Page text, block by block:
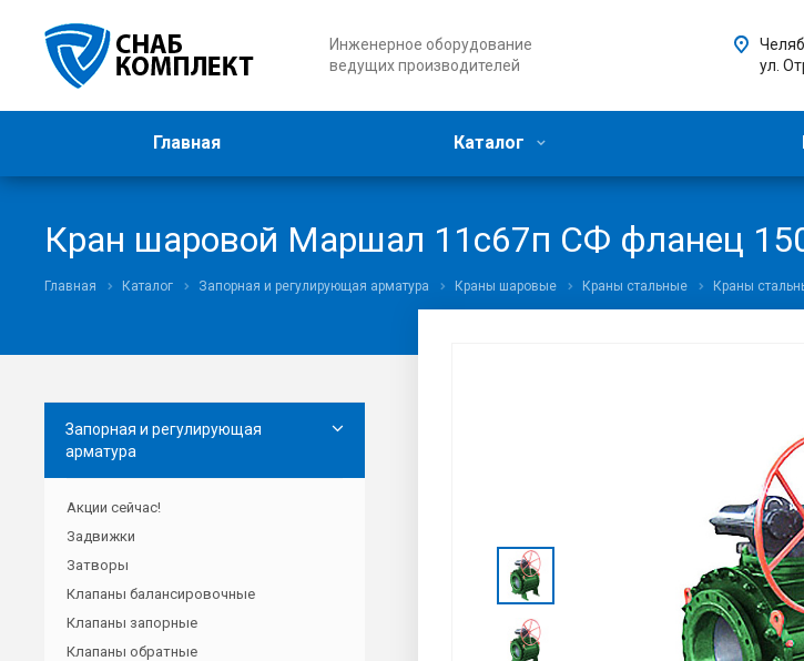
Инженерное оборудование
ведущих производителей
ул.
Главная Каталог
Кран шаровой Маршал 11с67п СФ фланец
Главная Каталог Запорная и регулирующая арматура Краны шаровые Краны стальные Краны
Запорная и регулирующая
арматура
Акции сейчас!
Задвижки
Затворы
Клапаны балансировочные
Клапаны запорные
Клапаны обратные